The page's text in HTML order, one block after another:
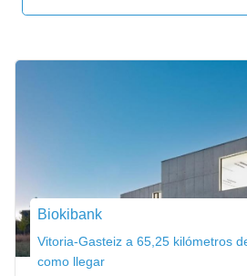
Biokibank
Vitoria-Gasteiz a 65,25 kilómetros
como llegar